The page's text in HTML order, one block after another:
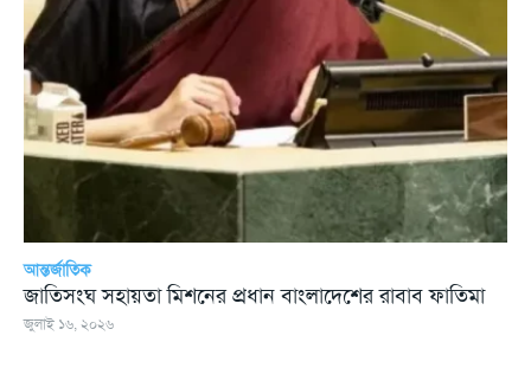
আন্তর্জাতিক
জাতিসংঘ সহায়তা মিশনের প্রধান বাংলাদেশের রাবাব ফাতিমা
জুলাই ১৬, ২০২৬